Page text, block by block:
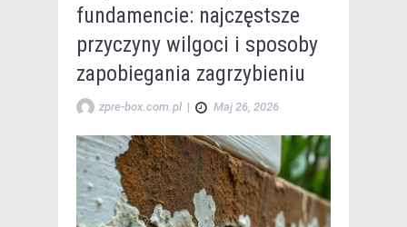
fundamencie: najczęstsze
przyczyny wilgoci i sposoby
zapobiegania zagrzybieniu
zpre-box.com.pl | Maj 26, 2026